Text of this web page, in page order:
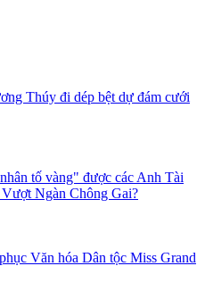
Thúy đi dép bệt dự đám cưới
tố vàng" được các Anh Tài
Ngàn Chông Gai?
Văn hóa Dân tộc Miss Grand